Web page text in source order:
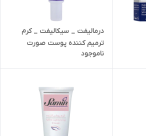
درمالیفت _ سیکالیفت _ کرم
ترمیم کننده پوست صورت
مناسب پوست‌های آسیب‌دیده
ناموجود